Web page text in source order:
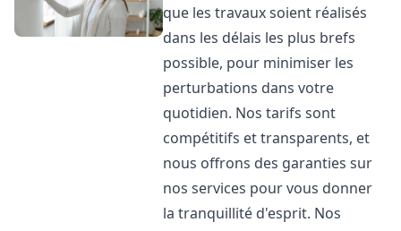
que les travaux soient réalisés
dans les délais les plus brefs
possible, pour minimiser les
perturbations dans votre
quotidien. Nos tarifs sont
compétitifs et transparents, et
nous offrons des garanties sur
nos services pour vous donner
la tranquillité d'esprit. Nos